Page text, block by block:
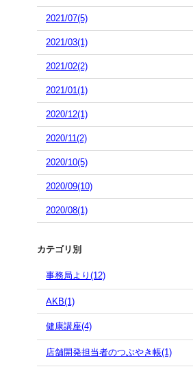
2021/07(5)
2021/03(1)
2021/02(2)
2021/01(1)
2020/12(1)
2020/11(2)
2020/10(5)
2020/09(10)
2020/08(1)
カテゴリ別
事務局より(12)
AKB(1)
健康講座(4)
店舗開発担当者のつぶやき帳(1)